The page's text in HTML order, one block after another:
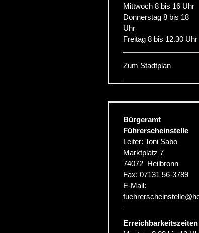
Mittwoch 8 bis 16 Uhr
Donnerstag 8 bis 18
Uhr
Freitag 8 bis 12.30 Uhr
Zum Stadtplan
Bürgeramt
Führerscheinstelle
Leiter: Toni Sabo
Marktplatz 7
74072 Heilbronn
Fax: 07131 56-3789
E-Mail:
fuehrerscheinstelle@
Erreichbarkeitszeiten